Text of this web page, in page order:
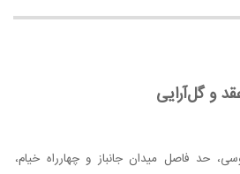
و گل‌آرایی
حد فاصل میدان جانباز و چهارراه خیام،